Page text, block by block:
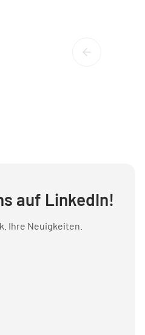
auf LinkedIn!
Ihre Neuigkeiten.